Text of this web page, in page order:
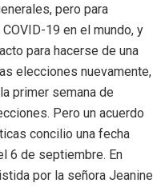
pero para
19 en el mundo, y
para hacerse de una
elecciones nuevamente,
primer semana de
Pero un acuerdo
concilio una fecha
6 de septiembre. En
por la señora Jeanine